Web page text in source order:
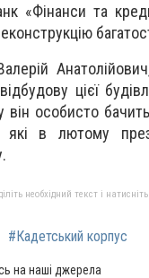
«Фінанси та
цієї
він особисто
в лютому
необхідний текст і
#Кадетський корпус
на наші джерела